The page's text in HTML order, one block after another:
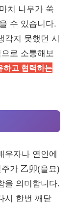
치 나무가 쑥
수 있습니다.
지 못했던 시
로 소통해보
하고 협력하는
자나 연인에
가 乙卯(을묘)
을 의미합니다.
시 한번 깨닫